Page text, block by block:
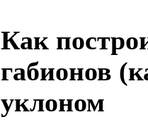
Как
габионов
уклоном